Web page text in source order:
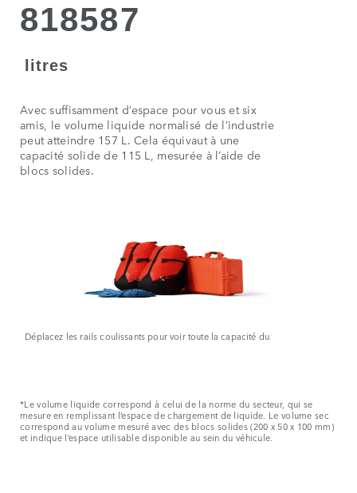
818587
litres
Avec suffisamment d’espace pour vous et six
amis, le volume liquide normalisé de l’industrie
peut atteindre 157 L. Cela équivaut à une
capacité solide de 115 L, mesurée à l’aide de
blocs solides.
Déplacez les rails coulissants pour voir toute la capacité du
*Le volume liquide correspond à celui de la norme du secteur, qui se
mesure en remplissant l’espace de chargement de liquide. Le volume sec
correspond au volume mesuré avec des blocs solides (200 x 50 x 100 mm)
et indique l’espace utilisable disponible au sein du véhicule.